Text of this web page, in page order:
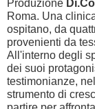
Produzione
Roma. Una
ospitano, da
provenienti da
All'interno degli
dei suoi
testimonianze,
strumento di